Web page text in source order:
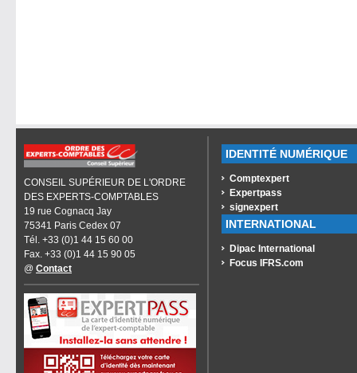
CONSEIL SUPÉRIEUR DE L'ORDRE
DES EXPERTS-COMPTABLES
19 rue Cognacq Jay
75341 Paris Cedex 07
Tél. +33 (0)1 44 15 60 00
Fax. +33 (0)1 44 15 90 05
@ Contact
IDENTITÉ NUMÉRIQUE
Comptexpert
Expertpass
signexpert
INTERNATIONAL
Dipac International
Focus IFRS.com